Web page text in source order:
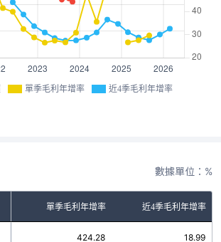
單季毛利年增率 近4季毛利年增率
數據單位：%
單季毛利年增率 近4季毛利年增率
424.28 18.99